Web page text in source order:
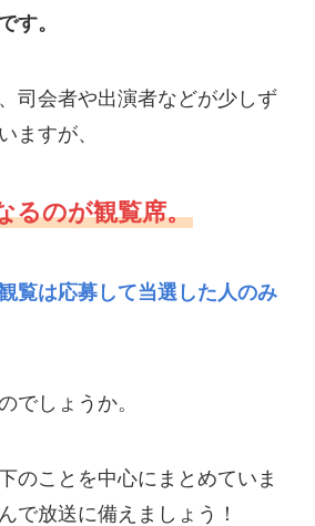
す。
司会者や出演者などが少しず
ますが、
るのが観覧席。
覧は応募して当選した人のみ
でしょうか。
のことを中心にまとめていま
で放送に備えましょう！